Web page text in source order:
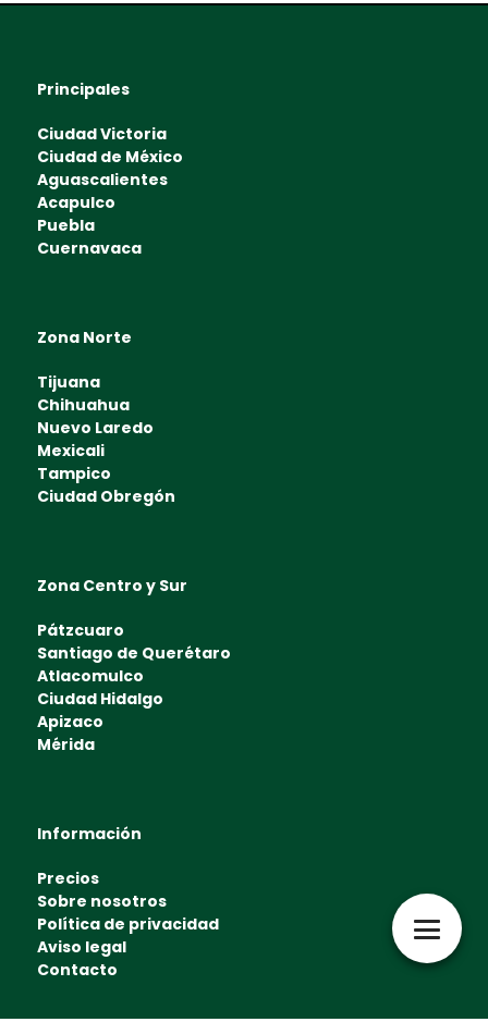
Principales
Ciudad Victoria
Ciudad de México
Aguascalientes
Acapulco
Puebla
Cuernavaca
Zona Norte
Tijuana
Chihuahua
Nuevo Laredo
Mexicali
Tampico
Ciudad Obregón
Zona Centro y Sur
Pátzcuaro
Santiago de Querétaro
Atlacomulco
Ciudad Hidalgo
Apizaco
Mérida
Información
Precios
Sobre nosotros
Política de privacidad
Aviso legal
Contacto